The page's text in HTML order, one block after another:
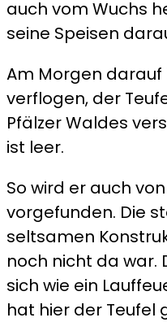
auch vom Wuchs
seine Speisen
Am Morgen darauf
verflogen, der
Pfälzer Waldes
ist leer.
So wird er auch
vorgefunden. Die
seltsamen
noch nicht da war.
sich wie ein
hat hier der Teufel